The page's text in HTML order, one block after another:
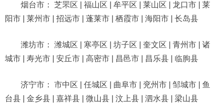
烟台市： 芝罘区 | 福山区 | 牟平区 | 莱山区 | 龙口市 | 莱
阳市 | 莱州市 | 招远市 | 蓬莱市 | 栖霞市 | 海阳市 | 长岛县
潍坊市： 潍城区 | 寒亭区 | 坊子区 | 奎文区 | 青州市 | 诸
城市 | 寿光市 | 安丘市 | 高密市 | 昌邑市 | 昌乐县 | 临朐县
济宁市： 市中区 | 任城区 | 曲阜市 | 兖州市 | 邹城市 | 鱼
台县 | 金乡县 | 嘉祥县 | 微山县 | 汶上县 | 泗水县 | 梁山县